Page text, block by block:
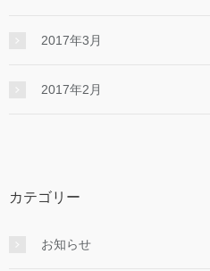
2017年3月
2017年2月
カテゴリー
お知らせ